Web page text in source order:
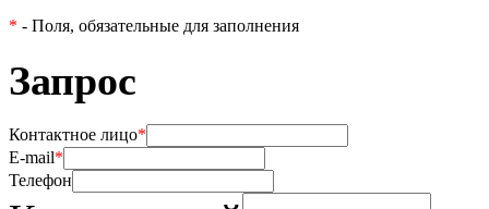
* - Поля, обязательные для заполнения
Запрос
Контактное лицо*
E-mail*
Телефон